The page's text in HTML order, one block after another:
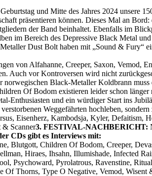
und Mitte des Jahres 2024 unsere
präsentieren können. Dieses Mal an
der Band beinhaltet. Ebenfalls im
im Bereich des Depressive Black Metal
Dust Bolt haben mit „Sound & Fury“
von Alfahanne, Creeper, Saxon, Vemod,
Auch vor Kontroversen wird nicht
Black-Metaller Koldbrann
Of Bodom existieren leider schon
Enthusiasten und ein würdiger Start ins
Weggefährten hochleben,
Eisenherz, Kambodsja, Kyler, Defaitism,
Scanner3. FESTIVAL-NACHBERICHT:
CDs gibt es Interviews mit:
Blutgott, Children Of Bodom, Creeper,
Hiraes, Ihsahn, Illumishade, Infected
Pyrolatrous, Ravenstine,
Of Thorns, Type O Negative, Vemod, Wisent